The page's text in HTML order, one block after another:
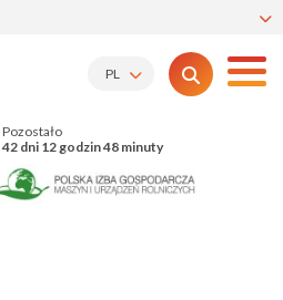
Pozostało
42 dni 12 godzin 48 minuty
PL